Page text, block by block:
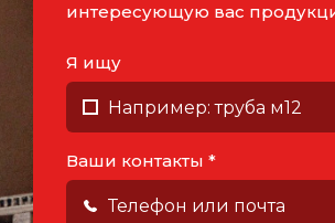
интересующую вас
Я ищу
Ваши контакты *